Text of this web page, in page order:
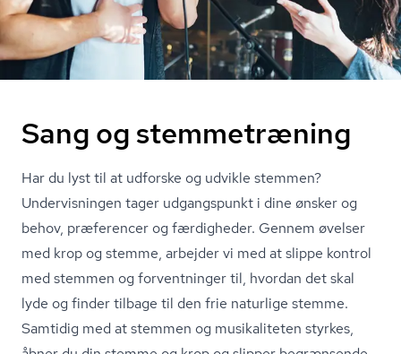
Sang og stemmetræning
Har du lyst til at udforske og udvikle stemmen?
Undervisningen tager udgangspunkt i dine ønsker og
behov, præferencer og færdigheder. Gennem øvelser
med krop og stemme, arbejder vi med at slippe kontrol
med stemmen og forventninger til, hvordan det skal
lyde og finder tilbage til den frie naturlige stemme.
Samtidig med at stemmen og musikaliteten styrkes,